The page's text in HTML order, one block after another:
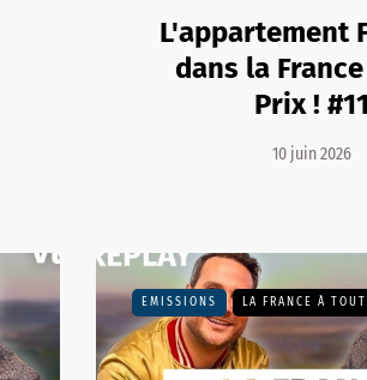
L'appartement
dans la
Prix ! #11
10 juin 2026
EMISSIONS LA FRANCE À